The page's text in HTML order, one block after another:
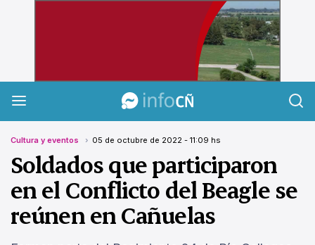
InfoCañuelas
Cultura y eventos 05 de octubre de 2022 - 11:09 hs
Soldados que participaron
en el Conflicto del Beagle se
reúnen en Cañuelas